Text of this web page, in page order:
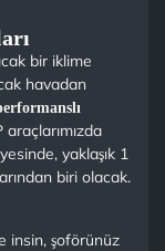
bir iklime
havadan
yaklaşık 1
biri olacak.
insin, şoförünüz